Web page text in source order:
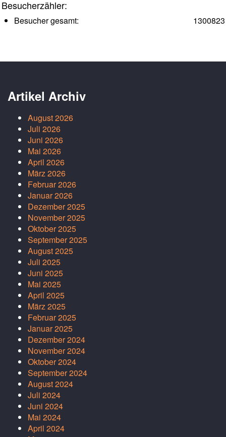
Besucherzähler:
1300823
Besucher gesamt:
Artikel Archiv
August 2026
Juli 2026
Juni 2026
Mai 2026
April 2026
März 2026
Februar 2026
Januar 2026
Dezember 2025
November 2025
Oktober 2025
September 2025
August 2025
Juli 2025
Juni 2025
Mai 2025
April 2025
März 2025
Februar 2025
Januar 2025
Dezember 2024
November 2024
Oktober 2024
September 2024
August 2024
Juli 2024
Juni 2024
Mai 2024
April 2024